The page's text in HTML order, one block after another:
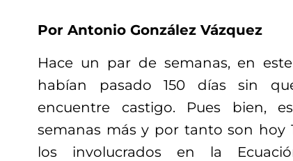
Por Antonio González Vázquez
Hace un par de semanas, en
habían pasado 150 días sin
encuentre castigo. Pues bien,
semanas más y por tanto son hoy
los involucrados en la